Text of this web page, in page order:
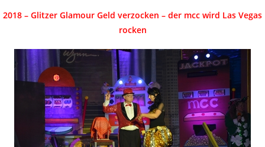
2018 – Glitzer Glamour Geld verzocken – der mcc wird Las Vegas
rocken